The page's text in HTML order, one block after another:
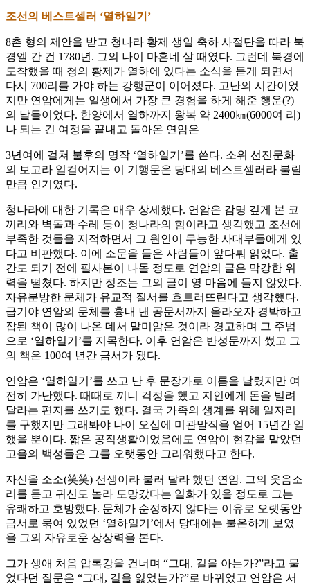
조선의 베스트셀러 ‘열하일기’
8촌 형의 제안을 받고 청나라 황제 생일 축하 사절단을 따라 북
경엘 간 건 1780년. 그의 나이 마흔네 살 때였다. 그런데 북경에
도착했을 때 청의 황제가 열하에 있다는 소식을 듣게 되면서
다시 700리를 가야 하는 강행군이 이어졌다. 고난의 시간이었
지만 연암에게는 일생에서 가장 큰 경험을 하게 해준 행운(?)
의 날들이었다. 한양에서 열하까지 왕복 약 2400㎞(6000여 리)
나 되는 긴 여정을 끝내고 돌아온 연암은
3년여에 걸쳐 불후의 명작 ‘열하일기’를 쓴다. 소위 선진문화
의 보고라 일컬어지는 이 기행문은 당대의 베스트셀러라 불릴
만큼 인기였다.
청나라에 대한 기록은 매우 상세했다. 연암은 감명 깊게 본 코
끼리와 벽돌과 수레 등이 청나라의 힘이라고 생각했고 조선에
부족한 것들을 지적하면서 그 원인이 무능한 사대부들에게 있
다고 비판했다. 이에 소문을 들은 사람들이 앞다퉈 읽었다. 출
간도 되기 전에 필사본이 나돌 정도로 연암의 글은 막강한 위
력을 떨쳤다. 하지만 정조는 그의 글이 영 마음에 들지 않았다.
자유분방한 문체가 유교적 질서를 흐트러뜨린다고 생각했다.
급기야 연암의 문체를 흉내 낸 공문서까지 올라오자 경박하고
잡된 책이 많이 나온 데서 말미암은 것이라 경고하며 그 주범
으로 ‘열하일기’를 지목한다. 이후 연암은 반성문까지 썼고 그
의 책은 100여 년간 금서가 됐다.
연암은 ‘열하일기’를 쓰고 난 후 문장가로 이름을 날렸지만 여
전히 가난했다. 때때로 끼니 걱정을 했고 지인에게 돈을 빌려
달라는 편지를 쓰기도 했다. 결국 가족의 생계를 위해 일자리
를 구했지만 그래봐야 나이 오십에 미관말직을 얻어 15년간 일
했을 뿐이다. 짧은 공직생활이었음에도 연암이 현감을 맡았던
고을의 백성들은 그를 오랫동안 그리워했다고 한다.
자신을 소소(笑笑) 선생이라 불러 달라 했던 연암. 그의 웃음소
리를 듣고 귀신도 놀라 도망갔다는 일화가 있을 정도로 그는
유쾌하고 호방했다. 문체가 순정하지 않다는 이유로 오랫동안
금서로 묶여 있었던 ‘열하일기’에서 당대에는 불온하게 보였
을 그의 자유로운 상상력을 본다.
그가 생애 처음 압록강을 건너며 “그대, 길을 아는가?”라고 물
었다던 질문은 “그대, 길을 잃었는가?”로 바뀌었고 연암은 서